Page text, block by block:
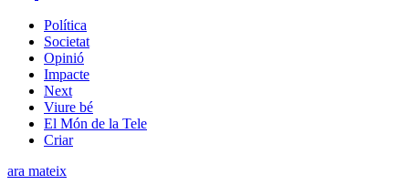
Política
Societat
Opinió
Impacte
Next
Viure bé
El Món de la Tele
Criar
ara mateix